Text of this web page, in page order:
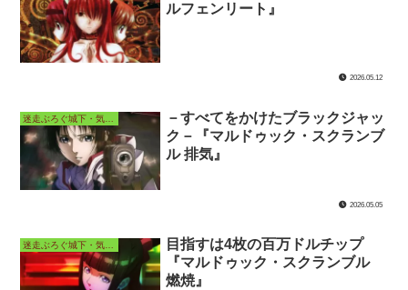
ルフェンリート』
2026.05.12
－すべてをかけたブラックジャッ
ク－『マルドゥック・スクランブ
ル 排気』
2026.05.05
迷走ぶろぐ城下・気ままなアニメ長屋
目指すは4枚の百万ドルチップ
『マルドゥック・スクランブル
燃焼』